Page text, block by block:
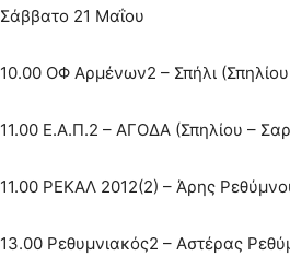
Σάββατο 21 Μαΐου
10.00 ΟΦ Αρμένων2 – Σπήλι
11.00 Ε.Α.Π.2 – ΑΓΟΔΑ (Σπηλίου –
11.00 ΡΕΚΑΛ 2012(2) – Άρης
13.00 Ρεθυμνιακός2 – Αστέρας